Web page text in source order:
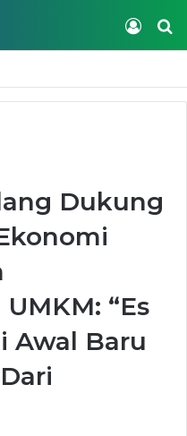
Log In
Dukung
“Es
Awal Baru